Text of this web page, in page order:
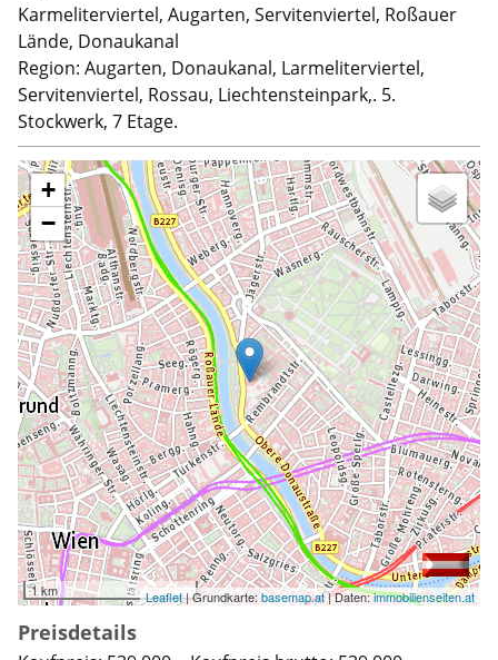
Karmeliterviertel, Augarten, Servitenviertel, Roßauer
Lände, Donaukanal
Region: Augarten, Donaukanal, Larmeliterviertel,
Servitenviertel, Rossau, Liechtensteinpark,. 5.
Stockwerk, 7 Etage.
+
−
1 km Leaflet| Grundkarte:basemap.at| Daten:immobilienseiten.at
Preisdetails